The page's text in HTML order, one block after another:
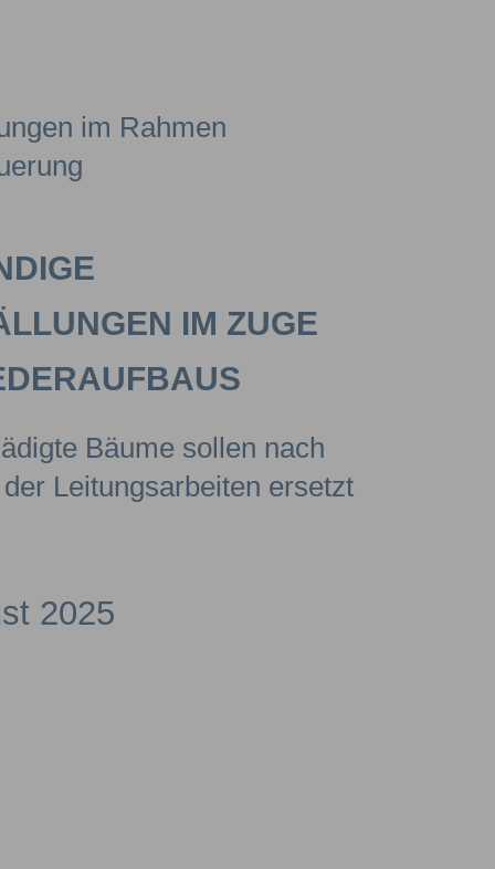
IM ZUGE
Bäume sollen nach
Leitungsarbeiten ersetzt
2025